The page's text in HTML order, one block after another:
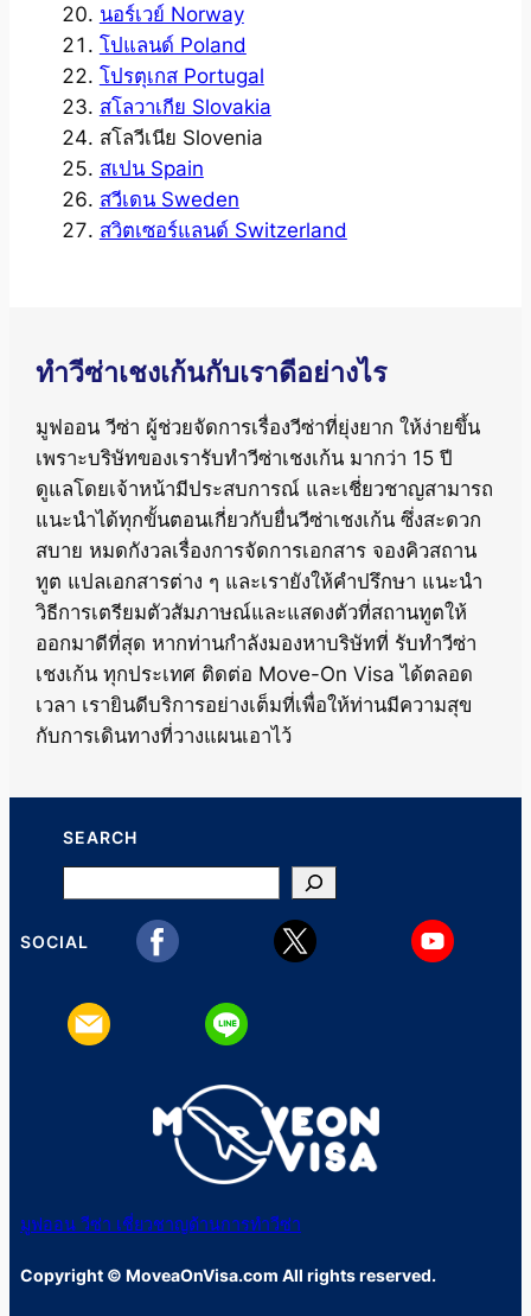
นอร์เวย์ Norway
โปแลนด์ Poland
โปรตุเกส Portugal
สโลวาเกีย Slovakia
สโลวีเนีย Slovenia
สเปน Spain
สวีเดน Sweden
สวิตเซอร์แลนด์ Switzerland
ทำวีซ่าเชงเก้นกับเราดีอย่างไร
มูฟออน วีซ่า ผู้ช่วยจัดการเรื่องวีซ่าที่ยุ่งยาก ให้ง่ายขึ้น
เพราะบริษัทของเรารับทำวีซ่าเชงเก้น มากว่า 15 ปี
ดูแลโดยเจ้าหน้ามีประสบการณ์ และเชี่ยวชาญสามารถ
แนะนำได้ทุกขั้นตอนเกี่ยวกับยื่นวีซ่าเชงเก้น ซึ่งสะดวก
สบาย หมดกังวลเรื่องการจัดการเอกสาร จองคิวสถาน
ทูต แปลเอกสารต่าง ๆ และเรายังให้คำปรึกษา แนะนำ
วิธีการเตรียมตัวสัมภาษณ์และแสดงตัวที่สถานทูตให้
ออกมาดีที่สุด หากท่านกำลังมองหาบริษัทที่ รับทำวีซ่า
เชงเก้น ทุกประเทศ ติดต่อ Move-On Visa ได้ตลอด
เวลา เรายินดีบริการอย่างเต็มที่เพื่อให้ท่านมีความสุข
กับการเดินทางที่วางแผนเอาไว้
SEARCH
SOCIAL
มูฟออน วีซ่า เชี่ยวชาญด้านการทำวีซ่า
Copyright © MoveaOnVisa.com All rights reserved.